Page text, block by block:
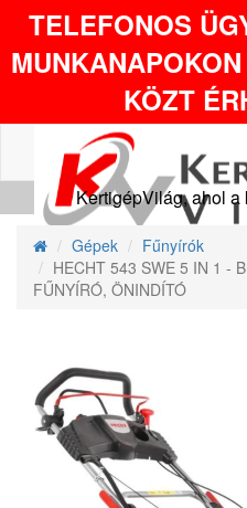
TELEFONOS
KÖZT
KertigépVilág, ahol a
Gépek
Fűnyírók
HECHT 543 SWE 5 IN 1 -
FŰNYÍRÓ, ÖNINDÍTÓ